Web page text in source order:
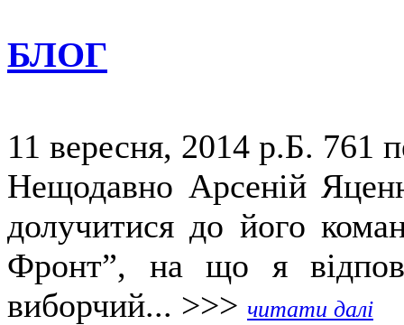
БЛОГ
11 вересня, 2014 р.Б. 761
Нещодавно Арсеній
долучитися до його
Фронт”, на що я
виборчий... >>> читати далі